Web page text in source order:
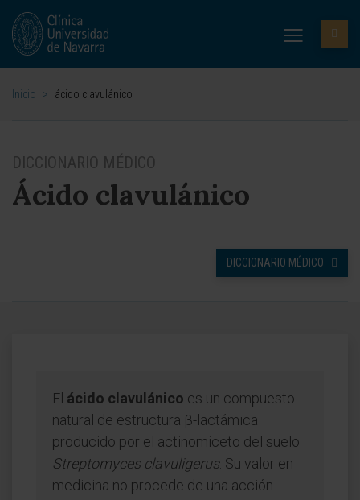
Inicio > ácido clavulánico
DICCIONARIO MÉDICO
Ácido clavulánico
DICCIONARIO MÉDICO
El ácido clavulánico es un compuesto
natural de estructura β-lactámica
producido por el actinomiceto del suelo
Streptomyces clavuligerus. Su valor en
medicina no procede de una acción